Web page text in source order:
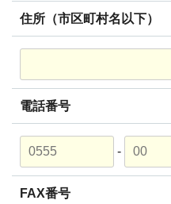
住所（市区町村名以下）
電話番号
-
FAX番号